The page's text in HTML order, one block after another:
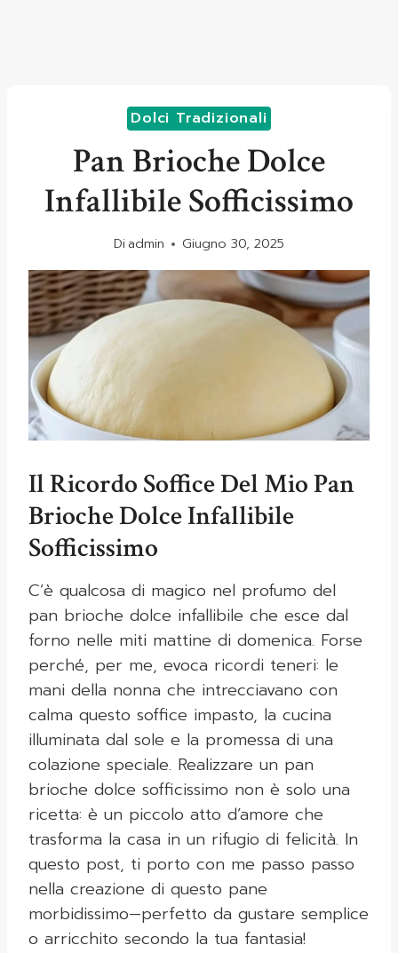
Dolci Tradizionali
Pan Brioche Dolce
Infallibile Sofficissimo
Diadmin Giugno 30, 2025
Il Ricordo Soffice Del Mio Pan
Brioche Dolce Infallibile
Sofficissimo
C’è qualcosa di magico nel profumo del
pan brioche dolce infallibile che esce dal
forno nelle miti mattine di domenica. Forse
perché, per me, evoca ricordi teneri: le
mani della nonna che intrecciavano con
calma questo soffice impasto, la cucina
illuminata dal sole e la promessa di una
colazione speciale. Realizzare un pan
brioche dolce sofficissimo non è solo una
ricetta: è un piccolo atto d’amore che
trasforma la casa in un rifugio di felicità. In
questo post, ti porto con me passo passo
nella creazione di questo pane
morbidissimo—perfetto da gustare semplice
o arricchito secondo la tua fantasia!